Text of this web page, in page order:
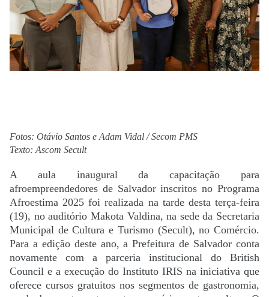
Fotos: Otávio Santos e Adam Vidal / Secom PMS
Texto: Ascom Secult
A aula inaugural da capacitação para
afroempreendedores de Salvador inscritos no Programa
Afroestima 2025 foi realizada na tarde desta terça-feira
(19), no auditório Makota Valdina, na sede da Secretaria
Municipal de Cultura e Turismo (Secult), no Comércio.
Para a edição deste ano, a Prefeitura de Salvador conta
novamente com a parceria institucional do British
Council e a execução do Instituto IRIS na iniciativa que
oferece cursos gratuitos nos segmentos de gastronomia,